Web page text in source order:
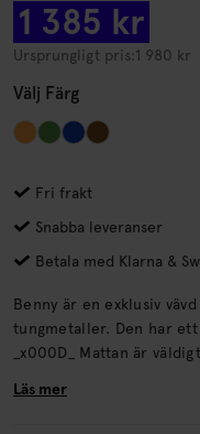
1 385 kr
Ursprungligt pris:1 980 kr
Välj Färg
Fri frakt
Snabba leveranser
Betala med Klarna &
Benny är en exklusiv
tungmetaller. Den har ett sytt avslut i avvikande färg. _x000D_
_x000D_ Mattan är
Läs mer